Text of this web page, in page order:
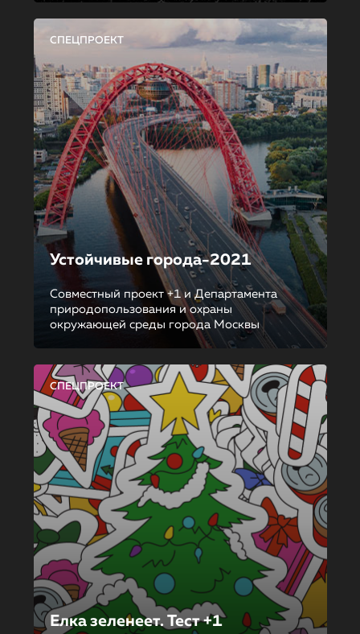
СПЕЦПРОЕКТ
Устойчивые города-2021
Совместный проект +1 и Департамента
природопользования и охраны
окружающей среды города Москвы
СПЕЦПРОЕКТ
Елка зеленеет. Тест +1